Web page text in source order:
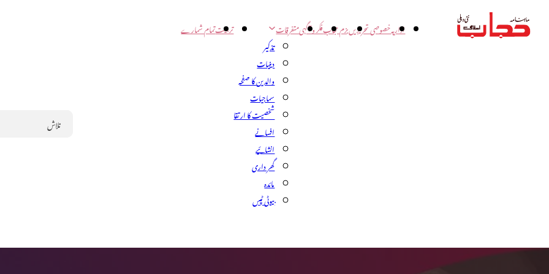
اداریہخصوصی تحریریںبزم حجابفکر و آگہیمتفرقات
تذکیر
دینیات
والدین کا صفحہ
سماجیات
شخصیت کا ارتقا
افسانے
انشائیے
گھر داری
مائدہ
بیوٹی ٹپس
تربیتتمام شمارے
Search